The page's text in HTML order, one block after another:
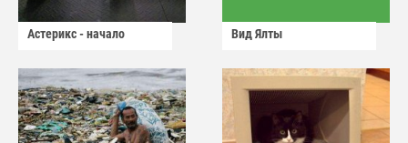
Астерикс - начало Вид Ялты